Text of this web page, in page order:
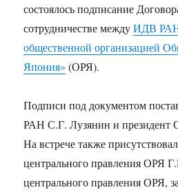
состоялось подписание
сотрудничестве междуИДВ
общественной организацией
Япония» (ОРЯ).
Подписи под документом
РАН С.Г. Лузянин и президент
На встрече также
центрального правления ОРЯ
центрального правления ОРЯ,